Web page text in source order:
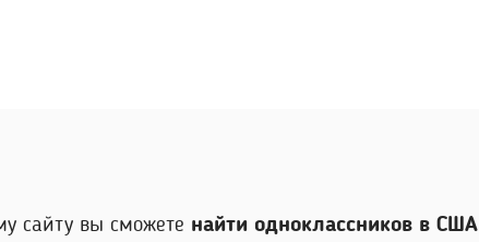
сайту вы сможете найти одноклассников в США